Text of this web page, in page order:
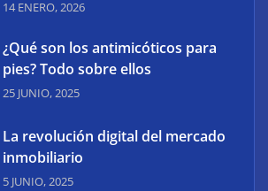
explica por qué aprender
IA ya no es suficiente para los
la arquitectura
14 ENERO, 2026
¿Qué son los antimicóticos para
pies? Todo sobre ellos
25 JUNIO, 2025
La revolución digital del mercado
inmobiliario
5 JUNIO, 2025